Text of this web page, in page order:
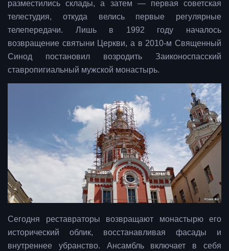
разместились склады, а затем — первая советская
телестудия, откуда велись первые регулярные
телепередачи. Лишь в 1992 году началось
возвращение святыни Церкви, а в 2010-м Священный
Синод постановил возродить Заиконоспасский
ставропигиальный мужской монастырь.
Сегодня реставраторы возвращают монастырю его
исторический облик, восстанавливая фасады и
внутреннее убранство. Ансамбль включает в себя